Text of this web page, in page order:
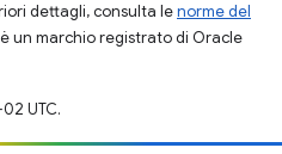
dettagli, consulta lenorme del
un marchio registrato di Oracle
UTC.